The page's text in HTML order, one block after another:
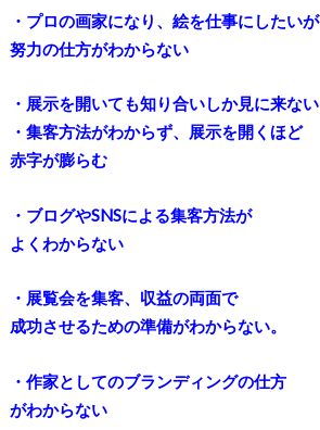
・プロの画家になり、絵を仕事にしたいが
努力の仕方がわからない
・展示を開いても知り合いしか見に来ない
・集客方法がわからず、展示を開くほど
赤字が膨らむ
・ブログやSNSによる集客方法が
よくわからない
・展覧会を集客、収益の両面で
成功させるための準備がわからない。
・作家としてのブランディングの仕方
がわからない